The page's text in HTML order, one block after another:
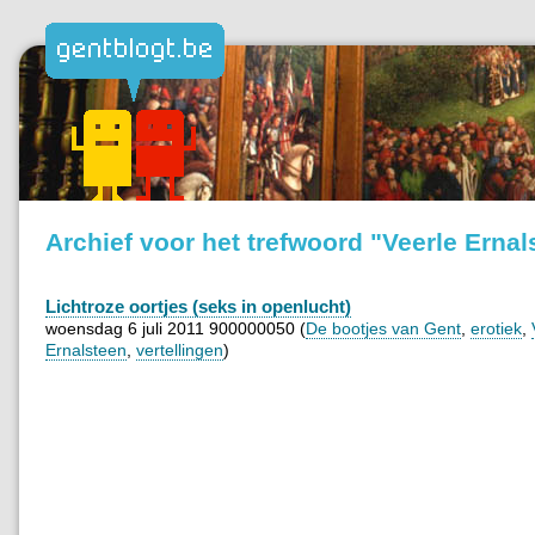
Archief voor het trefwoord "Veerle
Lichtroze oortjes (seks in openlucht)
woensdag 6 juli 2011 900000050 (De bootjes van Gent erotiek
Ernalsteen vertellingen)